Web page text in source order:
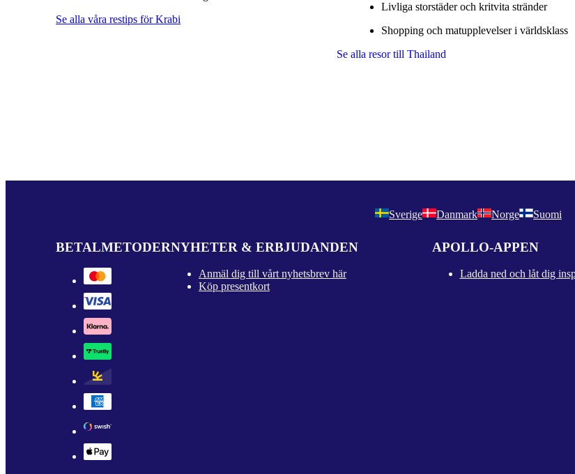
Se alla våra restips för Krabi
Livliga storstäder och kritvita stränder
Shopping och matupplevelser i världsklass
Se alla resor till Thailand
Sverige Danmark Norge Suomi
BETALMETODERNYHETER & ERBJUDANDEN
Anmäl dig till vårt nyhetsbrev här
Köp presentkort
APOLLO-APPEN
Ladda ned och låt dig